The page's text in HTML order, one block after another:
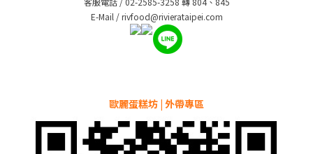
E-Mail / rivfood@rivierataipei.com
歐麗蛋糕坊 | 外帶專區